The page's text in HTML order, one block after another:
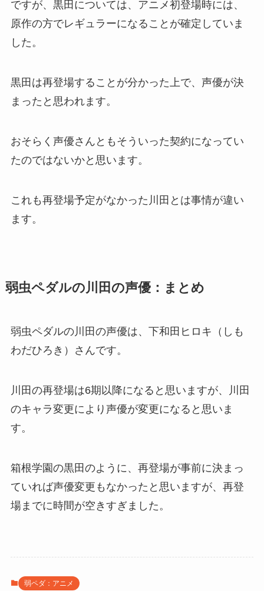
ですが、黒田については、アニメ初登場時には、
原作の方でレギュラーになることが確定していま
した。
黒田は再登場することが分かった上で、声優が決
まったと思われます。
おそらく声優さんともそういった契約になってい
たのではないかと思います。
これも再登場予定がなかった川田とは事情が違い
ます。
弱虫ペダルの川田の声優：まとめ
弱虫ペダルの川田の声優は、下和田ヒロキ（しも
わだひろき）さんです。
川田の再登場は6期以降になると思いますが、川田
のキャラ変更により声優が変更になると思いま
す。
箱根学園の黒田のように、再登場が事前に決まっ
ていれば声優変更もなかったと思いますが、再登
場までに時間が空きすぎました。
弱ペダ：アニメ